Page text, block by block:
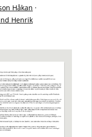
Håkan ·
Henrik